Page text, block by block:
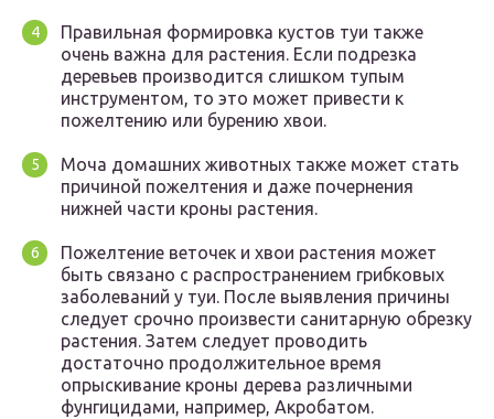
Правильная формировка кустов туи также
очень важна для растения. Если подрезка
деревьев производится слишком тупым
инструментом, то это может привести к
пожелтению или бурению хвои.
Моча домашних животных также может стать
причиной пожелтения и даже почернения
нижней части кроны растения.
Пожелтение веточек и хвои растения может
быть связано с распространением грибковых
заболеваний у туи. После выявления причины
следует срочно произвести санитарную обрезку
растения. Затем следует проводить
достаточно продолжительное время
опрыскивание кроны дерева различными
фунгицидами, например, Акробатом.